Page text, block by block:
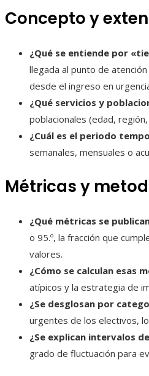
Concepto y
¿Qué se entiende por
llegada al punto de
desde el ingreso en
¿Qué servicios y
poblacionales (edad,
¿Cuál es el periodo
semanales, mensuales o
Métricas y
¿Qué métricas se
o 95.º, la fracción que
valores.
¿Cómo se calculan esas
atípicos y la estrategia de
¿Se desglosan por
urgentes de los electivos,
¿Se explican intervalos
grado de fluctuación para